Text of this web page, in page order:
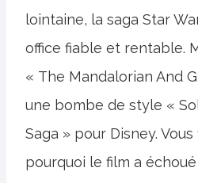
lointaine, la saga Star
office fiable et rentable.
« The Mandalorian And
une bombe de style «
Saga » pour Disney.
pourquoi le film a